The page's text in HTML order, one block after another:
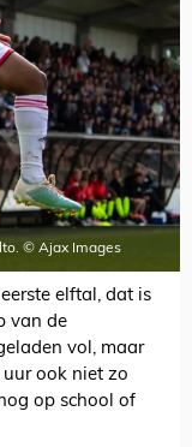
© Ajax Images
elftal, dat is
van de
vol, maar
ook niet zo
op school of